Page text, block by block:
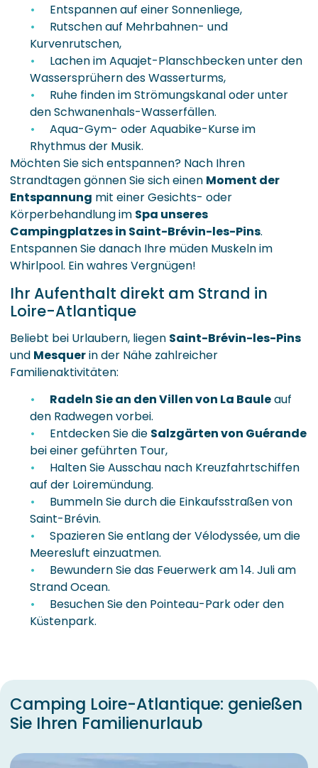
Entspannen auf einer Sonnenliege,
Rutschen auf Mehrbahnen- und
Kurvenrutschen,
Lachen im Aquajet-Planschbecken unter den
Wassersprühern des Wasserturms,
Ruhe finden im Strömungskanal oder unter
den Schwanenhals-Wasserfällen.
Aqua-Gym- oder Aquabike-Kurse im
Rhythmus der Musik.
Möchten Sie sich entspannen? Nach Ihren
Strandtagen gönnen Sie sich einen Moment der
Entspannung mit einer Gesichts- oder
Körperbehandlung im Spa unseres
Campingplatzes in Saint-Brévin-les-Pins.
Entspannen Sie danach Ihre müden Muskeln im
Whirlpool. Ein wahres Vergnügen!
Ihr Aufenthalt direkt am Strand in
Loire-Atlantique
Beliebt bei Urlaubern, liegen Saint-Brévin-les-Pins
und Mesquerin der Nähe zahlreicher
Familienaktivitäten:
Radeln Sie an den Villen von La Bauleauf
den Radwegen vorbei.
Entdecken Sie die Salzgärten von Guérande
bei einer geführten Tour,
Halten Sie Ausschau nach Kreuzfahrtschiffen
auf der Loiremündung.
Bummeln Sie durch die Einkaufsstraßen von
Saint-Brévin.
Spazieren Sie entlang der Vélodyssée, um die
Meeresluft einzuatmen.
Bewundern Sie das Feuerwerk am 14. Juli am
Strand Ocean.
Besuchen Sie den Pointeau-Park oder den
Küstenpark.
Camping Loire-Atlantique: genießen
Sie Ihren Familienurlaub